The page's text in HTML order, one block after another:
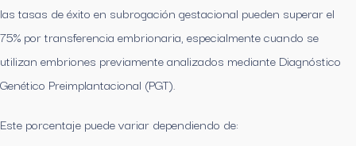
las tasas de éxito en subrogación gestacional pueden superar el
75% por transferencia embrionaria, especialmente cuando se
utilizan embriones previamente analizados mediante Diagnóstico
Genético Preimplantacional (PGT).
Este porcentaje puede variar dependiendo de: